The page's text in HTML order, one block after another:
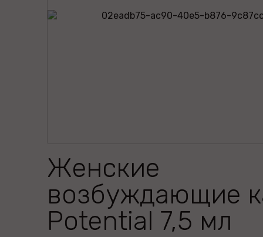
Женские
возбуждающие
Potential 7,5 мл